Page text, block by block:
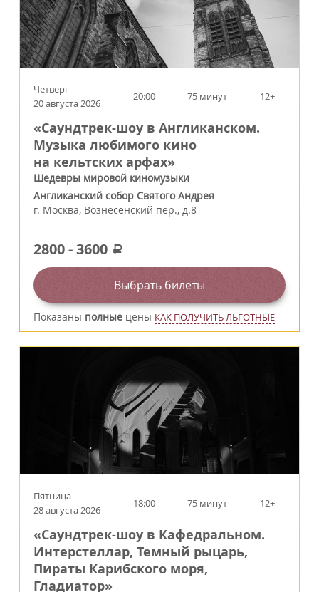
Четверг
20 августа 2026
20:00 75 минут 12+
«Саундтрек-шоу в Англиканском.
Музыка любимого кино
на кельтских арфах»
Шедевры мировой киномузыки
Англиканский собор Святого Андрея
г. Москва, Вознесенский пер., д.8
2800-3600 a
Выбрать билеты
Показаны полные цены КАК ПОЛУЧИТЬ ЛЬГОТНЫЕ
Пятница
28 августа 2026
18:00 75 минут 12+
«Саундтрек-шоу в Кафедральном.
Интерстеллар, Темный рыцарь,
Пираты Карибского моря,
Гладиатор»